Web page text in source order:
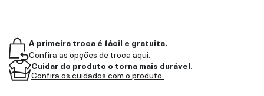
A primeira troca é fácil e gratuita.
Confira as opções de troca aqui.
Cuidar do produto o torna mais durável.
Confira os cuidados com o produto.